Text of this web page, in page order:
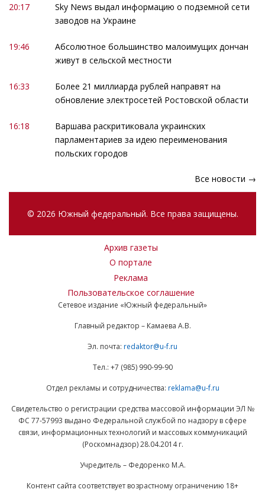
20:17
Sky News выдал информацию о подземной сети
заводов на Украине
19:46
Абсолютное большинство малоимущих дончан
живут в сельской местности
16:33
Более 21 миллиарда рублей направят на
обновление электросетей Ростовской области
16:18
Варшава раскритиковала украинских
парламентариев за идею переименования
польских городов
Все новости →
© 2026 Южный федеральный. Все права защищены.
Архив газеты
О портале
Реклама
Пользовательское соглашение
Сетевое издание «Южный федеральный»
Главный редактор – Камаева А.В.
Эл. почта: redaktor@u-f.ru
Тел.: +7 (985) 990-99-90
Отдел рекламы и сотрудничества: reklama@u-f.ru
Свидетельство о регистрации средства массовой информации ЭЛ №
ФС 77-57993 выдано Федеральной службой по надзору в сфере
связи, информационных технологий и массовых коммуникаций
(Роскомнадзор) 28.04.2014 г.
Учредитель – Федоренко М.А.
Контент сайта соответствует возрастному ограничению 18+